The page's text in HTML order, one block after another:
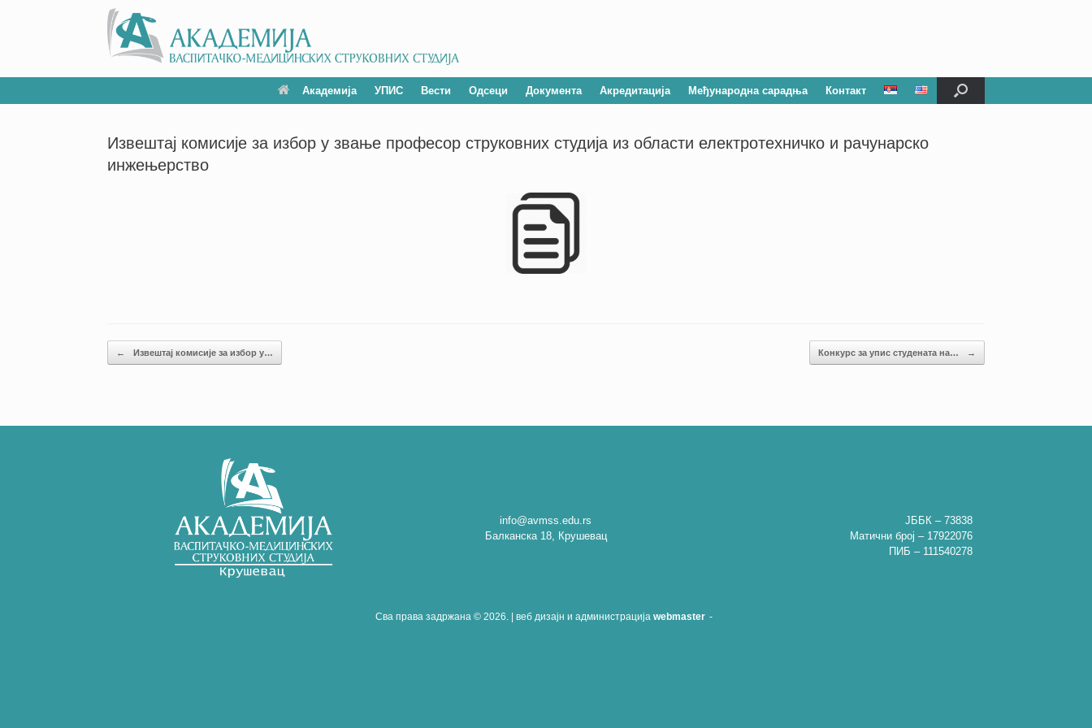
Академија УПИС Вести Одсеци Документа Акредитација Међународна сарадња Контакт
Извештај комисије за избор у звање професор струковних студија из области електротехничко и рачунарско
инжењерство
Кретање чланака
← Извештај комисије за избор у… Конкурс за упис студената на… →
info@avmss.edu.rs
Балканска 18, Крушевац
ЈББК – 73838
Матични број – 17922076
ПИБ – 111540278
Сва права задржана © 2026. | веб дизајн и администрација webmaster